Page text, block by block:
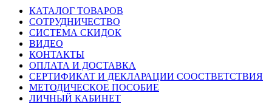
КАТАЛОГ ТОВАРОВ
СОТРУДНИЧЕСТВО
СИСТЕМА СКИДОК
ВИДЕО
КОНТАКТЫ
ОПЛАТА И ДОСТАВКА
СЕРТИФИКАТ И ДЕКЛАРАЦИИ СООСТВЕТСТВИЯ
МЕТОДИЧЕСКОЕ ПОСОБИЕ
ЛИЧНЫЙ КАБИНЕТ